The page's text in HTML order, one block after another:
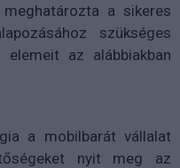
a sikeres
szükséges
elemeit az alábbiakban
a mobilbarát vállalat
nyit meg az